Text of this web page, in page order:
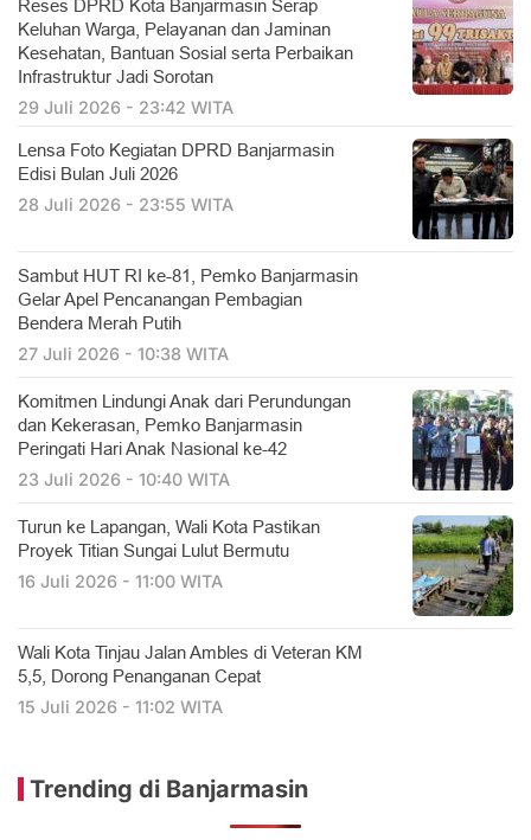
Reses DPRD Kota Banjarmasin Serap
Keluhan Warga, Pelayanan dan Jaminan
Kesehatan, Bantuan Sosial serta Perbaikan
Infrastruktur Jadi Sorotan
29 Juli 2026 - 23:42 WITA
Lensa Foto Kegiatan DPRD Banjarmasin
Edisi Bulan Juli 2026
28 Juli 2026 - 23:55 WITA
Sambut HUT RI ke-81, Pemko Banjarmasin
Gelar Apel Pencanangan Pembagian
Bendera Merah Putih
27 Juli 2026 - 10:38 WITA
Komitmen Lindungi Anak dari Perundungan
dan Kekerasan, Pemko Banjarmasin
Peringati Hari Anak Nasional ke-42
23 Juli 2026 - 10:40 WITA
Turun ke Lapangan, Wali Kota Pastikan
Proyek Titian Sungai Lulut Bermutu
16 Juli 2026 - 11:00 WITA
​Wali Kota Tinjau Jalan Ambles di Veteran KM
5,5, Dorong Penanganan Cepat
15 Juli 2026 - 11:02 WITA
Trending di Banjarmasin